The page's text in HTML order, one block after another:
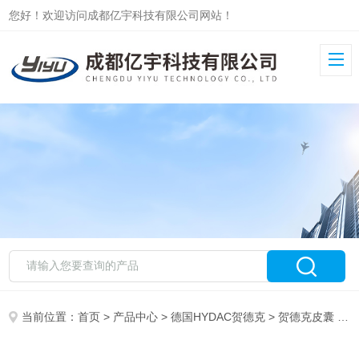
您好！欢迎访问成都亿宇科技有限公司网站！
当前位置：首页 > 产品中心 >德国HYDAC贺德克 >贺德克皮囊